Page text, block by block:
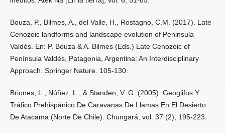
Bouza, P., Bilmes, A., del Valle, H., Rostagno, C.M. (2017). Late
Cenozoic landforms and landscape evolution of Peninsula
Valdés. En: P. Bouza & A. Bilmes (Eds.) Late Cenozoic of
Península Valdés, Patagonia, Argentina: An Interdisciplinary
Approach. Springer Nature. 105-130.
Briones, L., Núñez, L., & Standen, V. G. (2005). Geoglifos Y
Tráfico Prehispánico De Caravanas De Llamas En El Desierto
De Atacama (Norte De Chile). Chungará, vol. 37 (2), 195-223.